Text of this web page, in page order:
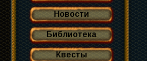
Новости
Библиотека
Квесты